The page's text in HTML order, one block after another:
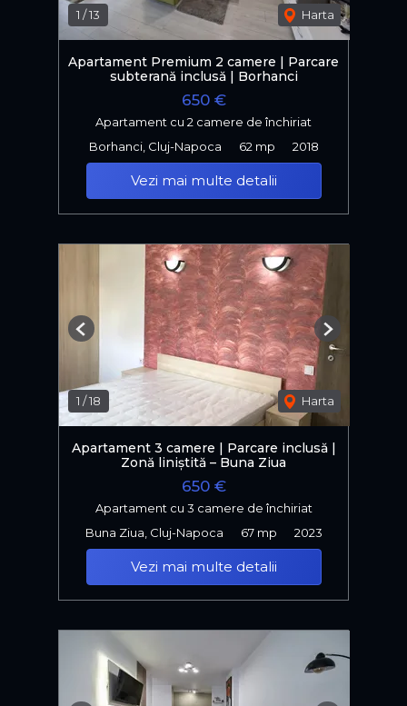
1 /13 Harta
Apartament Premium 2 camere | Parcare
subterană inclusă | Borhanci
650 €
Apartament cu 2 camere de închiriat
Borhanci, Cluj-Napoca
62 mp 2018
Vezi mai multe detalii
1 /18 Harta
Previous Next
Apartament 3 camere | Parcare inclusă |
Zonă liniștită – Buna Ziua
650 €
Apartament cu 3 camere de închiriat
Buna Ziua, Cluj-Napoca
67 mp 2023
Vezi mai multe detalii